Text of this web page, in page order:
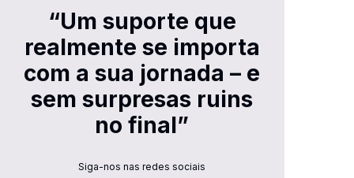
“Um suporte que
realmente se importa
com a sua jornada – e
sem surpresas ruins
no final”
Siga-nos nas redes sociais